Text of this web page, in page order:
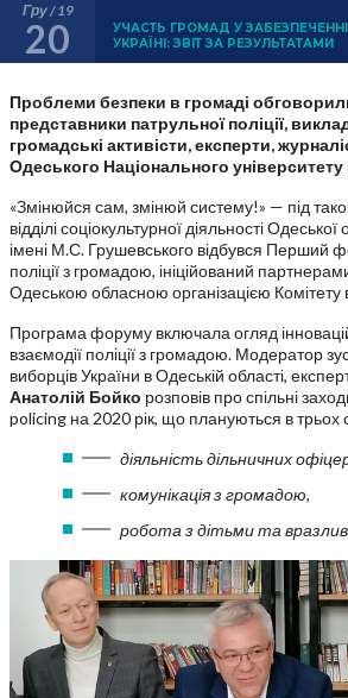
Гру / 19
20
УЧАСТЬ ГРОМАД У
УКРАЇНІ: ЗВІТ ЗА РЕЗУЛЬТАТАМИ
Проблеми безпеки в громаді
представники патрульної поліції,
громадські активісти, експерти,
Одеського Національного університету
«Змінюйся сам, змінюй систему!» — під
відділі соціокультурної діяльності Одеської
імені М.С. Грушевського відбувся Перший
поліції з громадою, ініційований
Одеською обласною організацією Комітету
Програма форуму включала огляд
взаємодії поліції з громадою. Модератор
виборців України в Одеській області,
Анатолій Бойко розповів про спільні
policing на 2020 рік, що плануються в
діяльність дільничних
комунікація з громадою,
робота з дітьми та